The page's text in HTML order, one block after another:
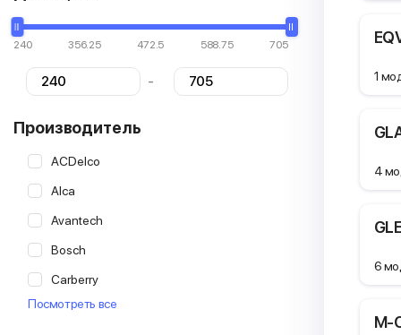
240 356.25 472.5 588.75 705
-
Производитель
ACDelco
Alca
Avantech
Bosch
Carberry
Champion
Посмотреть все
1
4
6
M-